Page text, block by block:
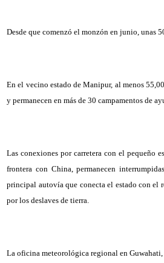
Desde que comenzó el monzón en junio, unas
En el vecino estado de Manipur, al menos
y permanecen en más de 30 campamentos de
Las conexiones por carretera con el pequeño
frontera con China, permanecen
principal autovía que conecta el estado con el
por los deslaves de tierra.
La oficina meteorológica regional en